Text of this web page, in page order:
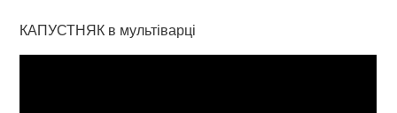
КАПУСТНЯК в мультіварці